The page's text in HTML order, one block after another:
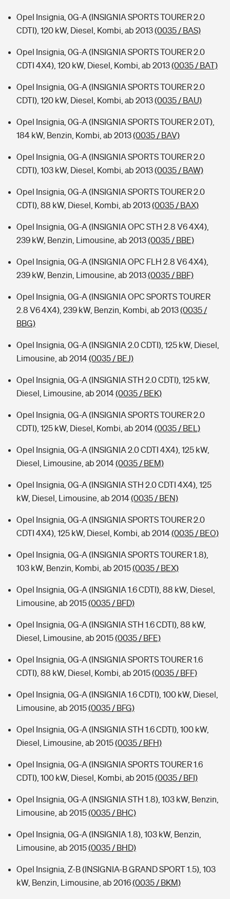
Opel Insignia, 0G-A (INSIGNIA SPORTS TOURER 2.0
CDTI), 120 kW, Diesel, Kombi, ab 2013(0035 / BAS)
Opel Insignia, 0G-A (INSIGNIA SPORTS TOURER 2.0
CDTI 4X4), 120 kW, Diesel, Kombi, ab 2013(0035 / BAT)
Opel Insignia, 0G-A (INSIGNIA SPORTS TOURER 2.0
CDTI), 120 kW, Diesel, Kombi, ab 2013(0035 / BAU)
Opel Insignia, 0G-A (INSIGNIA SPORTS TOURER 2.0T),
184 kW, Benzin, Kombi, ab 2013(0035 / BAV)
Opel Insignia, 0G-A (INSIGNIA SPORTS TOURER 2.0
CDTI), 103 kW, Diesel, Kombi, ab 2013(0035 / BAW)
Opel Insignia, 0G-A (INSIGNIA SPORTS TOURER 2.0
CDTI), 88 kW, Diesel, Kombi, ab 2013(0035 / BAX)
Opel Insignia, 0G-A (INSIGNIA OPC STH 2.8 V6 4X4),
239 kW, Benzin, Limousine, ab 2013(0035 / BBE)
Opel Insignia, 0G-A (INSIGNIA OPC FLH 2.8 V6 4X4),
239 kW, Benzin, Limousine, ab 2013(0035 / BBF)
Opel Insignia, 0G-A (INSIGNIA OPC SPORTS TOURER
2.8 V6 4X4), 239 kW, Benzin, Kombi, ab 2013(0035 /
BBG)
Opel Insignia, 0G-A (INSIGNIA 2.0 CDTI), 125 kW, Diesel,
Limousine, ab 2014(0035 / BEJ)
Opel Insignia, 0G-A (INSIGNIA STH 2.0 CDTI), 125 kW,
Diesel, Limousine, ab 2014(0035 / BEK)
Opel Insignia, 0G-A (INSIGNIA SPORTS TOURER 2.0
CDTI), 125 kW, Diesel, Kombi, ab 2014(0035 / BEL)
Opel Insignia, 0G-A (INSIGNIA 2.0 CDTI 4X4), 125 kW,
Diesel, Limousine, ab 2014(0035 / BEM)
Opel Insignia, 0G-A (INSIGNIA STH 2.0 CDTI 4X4), 125
kW, Diesel, Limousine, ab 2014(0035 / BEN)
Opel Insignia, 0G-A (INSIGNIA SPORTS TOURER 2.0
CDTI 4X4), 125 kW, Diesel, Kombi, ab 2014(0035 / BEO)
Opel Insignia, 0G-A (INSIGNIA SPORTS TOURER 1.8),
103 kW, Benzin, Kombi, ab 2015(0035 / BEX)
Opel Insignia, 0G-A (INSIGNIA 1.6 CDTI), 88 kW, Diesel,
Limousine, ab 2015(0035 / BFD)
Opel Insignia, 0G-A (INSIGNIA STH 1.6 CDTI), 88 kW,
Diesel, Limousine, ab 2015(0035 / BFE)
Opel Insignia, 0G-A (INSIGNIA SPORTS TOURER 1.6
CDTI), 88 kW, Diesel, Kombi, ab 2015(0035 / BFF)
Opel Insignia, 0G-A (INSIGNIA 1.6 CDTI), 100 kW, Diesel,
Limousine, ab 2015(0035 / BFG)
Opel Insignia, 0G-A (INSIGNIA STH 1.6 CDTI), 100 kW,
Diesel, Limousine, ab 2015(0035 / BFH)
Opel Insignia, 0G-A (INSIGNIA SPORTS TOURER 1.6
CDTI), 100 kW, Diesel, Kombi, ab 2015(0035 / BFI)
Opel Insignia, 0G-A (INSIGNIA STH 1.8), 103 kW, Benzin,
Limousine, ab 2015(0035 / BHC)
Opel Insignia, 0G-A (INSIGNIA 1.8), 103 kW, Benzin,
Limousine, ab 2015(0035 / BHD)
Opel Insignia, Z-B (INSIGNIA-B GRAND SPORT 1.5), 103
kW, Benzin, Limousine, ab 2016(0035 / BKM)